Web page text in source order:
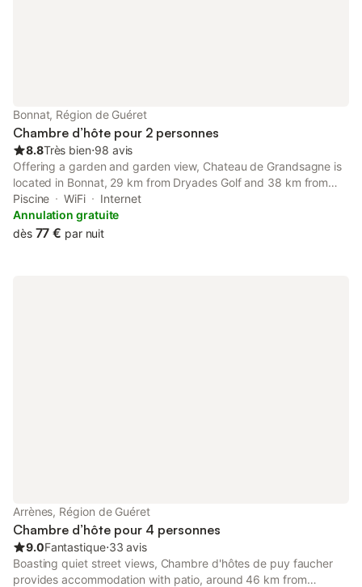
Bonnat, Région de Guéret
Chambre d’hôte pour 2 personnes
8.8Très bien⋅98 avis
Offering a garden and garden view, Chateau de Grandsagne is
located in Bonnat, 29 km from Dryades Golf and 38 km from
National Golf. There is a sun terrace and guests can make use
of free WiFi and free private parking.
Piscine WiFi
Internet
Annulation gratuite
dès 77 € par nuit
Arrènes, Région de Guéret
Chambre d’hôte pour 4 personnes
9.0Fantastique⋅33 avis
Boasting quiet street views, Chambre d'hôtes de puy faucher
provides accommodation with patio, around 46 km from